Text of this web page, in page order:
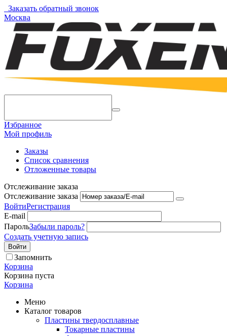
Заказать обратный звонок
Москва
Избранное
Мой профиль
Заказы
Список сравнения
Отложенные товары
Отслеживание заказа
Отслеживание заказа
ВойтиРегистрация
E-mail
ПарольЗабыли пароль?
Создать учетную запись
Войти
Запомнить
Корзина
Корзина пуста
Корзина
Меню
Каталог товаров
Пластины твердосплавные
Токарные пластины